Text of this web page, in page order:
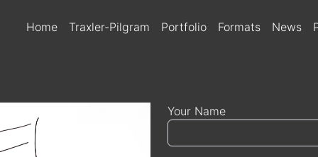
MAIN
Home Traxler-Pilgram Portfolio Formats News
Your Name